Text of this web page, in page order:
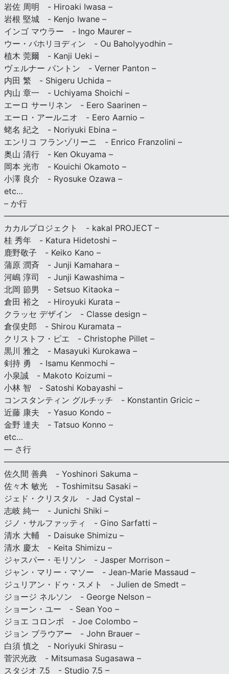
岩佐 周明 - Hiroaki Iwasa –
岩根 堅城 - Kenjo Iwane –
インゴ マウラー - Ingo Maurer –
ウー・バホリヨディン - Ou Baholyyodhin –
植木 莞爾 - Kanji Ueki –
ヴェルナー パントン - Verner Panton –
内田 繁 - Shigeru Uchida –
内山 章一 - Uchiyama Shoichi –
エーロ サーリネン - Eero Saarinen –
エーロ・アールニオ - Eero Aarnio –
蛯名 紀之 - Noriyuki Ebina –
エンリコ フランゾリーニ - Enrico Franzolini –
奥山 清行 - Ken Okuyama –
岡本 光市 - Kouichi Okamoto –
小澤 良介 - Ryosuke Ozawa –
etc…
– か行
カカルプロジェクト - kakal PROJECT –
桂 秀年 - Katura Hidetoshi –
鹿野敬子 - Keiko Kano –
蒲原 潤斉 - Junji Kamahara –
河嶋 淳司 - Junji Kawashima –
北岡 節男 - Setsuo Kitaoka –
倉田 裕之 - Hiroyuki Kurata –
クラッセ デザイン - Classe design –
倉俣史郎 - Shirou Kuramata –
クリストフ・ピエ - Christophe Pillet –
黒川 雅之 - Masayuki Kurokawa –
剣持 勇 - Isamu Kenmochi –
小泉誠 - Makoto Koizumi –
小林 智 - Satoshi Kobayashi –
コンスタンティン グルチッチ - Konstantin Gricic –
近藤 康夫 - Yasuo Kondo –
金野 達夫 - Tatsuo Konno –
etc…
— さ行
佐久間 善典 - Yoshinori Sakuma –
佐々木 敏光 - Toshimitsu Sasaki –
ジェド・クリスタル - Jad Cystal –
志岐 純一 - Junichi Shiki –
ジノ・サルファッティ - Gino Sarfatti –
清水 大輔 - Daisuke Shimizu –
清水 慶太 - Keita Shimizu –
ジャスパー・モリソン - Jasper Morrison –
ジャン・マリー・マソー - Jean-Marie Massaud –
ジュリアン・ドゥ・スメト - Julien de Smedt –
ジョージ ネルソン - George Nelson –
ショーン・ユー - Sean Yoo –
ジョエ コロンボ - Joe Colombo –
ジョン ブラウアー - John Brauer –
白須 慎之 - Noriyuki Shirasu –
菅沢光政 - Mitsumasa Sugasawa –
スタジオ 7.5 - Studio 7.5 –